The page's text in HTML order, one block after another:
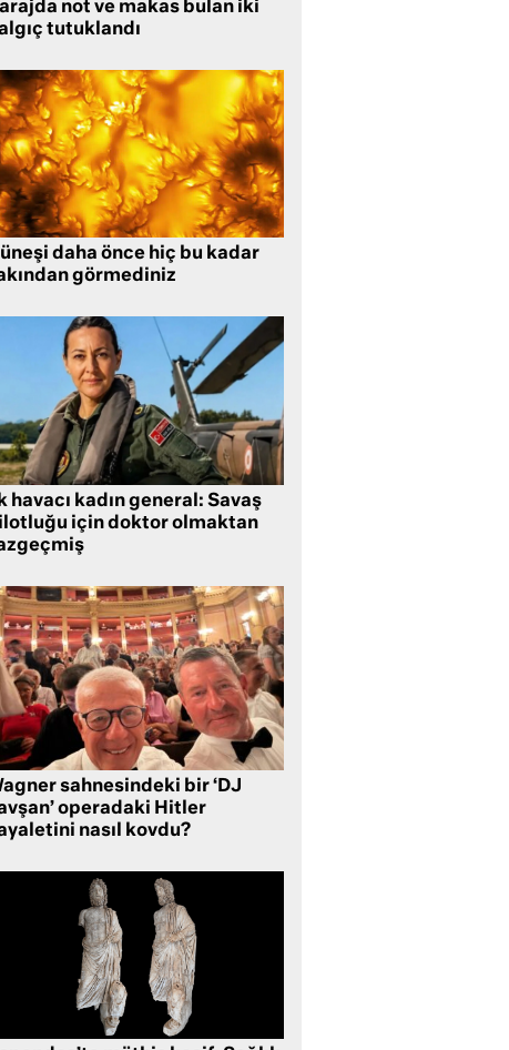
not ve makas bulan iki
tutuklandı
daha önce hiç bu kadar
görmediniz
havacı kadın general: Savaş
için doktor olmaktan
sahnesindeki bir ‘DJ
operadaki Hitler
nasıl kovdu?